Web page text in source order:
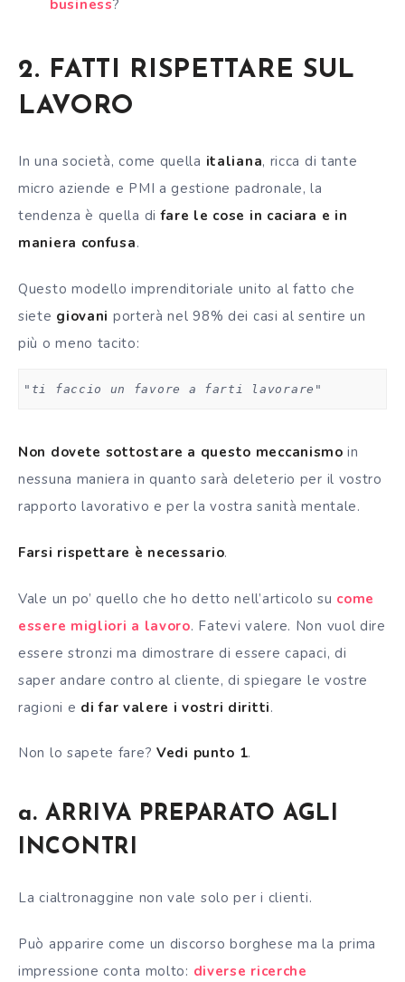
business?
2. FATTI RISPETTARE SUL
LAVORO
In una società, come quella italiana, ricca di tante
micro aziende e PMI a gestione padronale, la
tendenza è quella difare le cose in caciara e in
maniera confusa.
Questo modello imprenditoriale unito al fatto che
siete giovani porterà nel 98% dei casi al sentire un
più o meno tacito:
"ti faccio un favore a farti lavorare"
Non dovete sottostare a questo meccanismo in
nessuna maniera in quanto sarà deleterio per il vostro
rapporto lavorativo e per la vostra sanità mentale.
Farsi rispettare è necessario.
Vale un po’ quello che ho detto nell’articolo su come
essere migliori a lavoro. Fatevi valere. Non vuol dire
essere stronzi ma dimostrare di essere capaci, di
saper andare contro al cliente, di spiegare le vostre
ragioni e di far valere i vostri diritti.
Non lo sapete fare? Vedi punto 1.
a. ARRIVA PREPARATO AGLI
INCONTRI
La cialtronaggine non vale solo per i clienti.
Può apparire come un discorso borghese ma la prima
impressione conta molto: diverse ricerche